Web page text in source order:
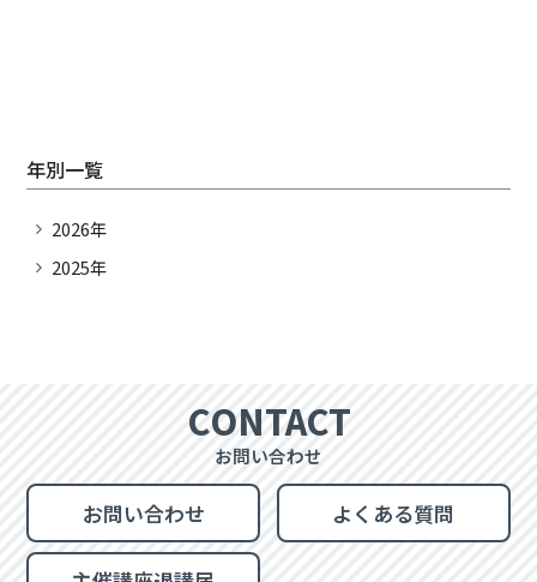
年別一覧
2026年
2025年
CONTACT
お問い合わせ
お問い合わせ よくある質問